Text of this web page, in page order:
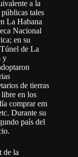
a la
tales
La Habana
Nacional
en su
de La
y
de tierras
en los
comprar em
Durante su
país del
de la